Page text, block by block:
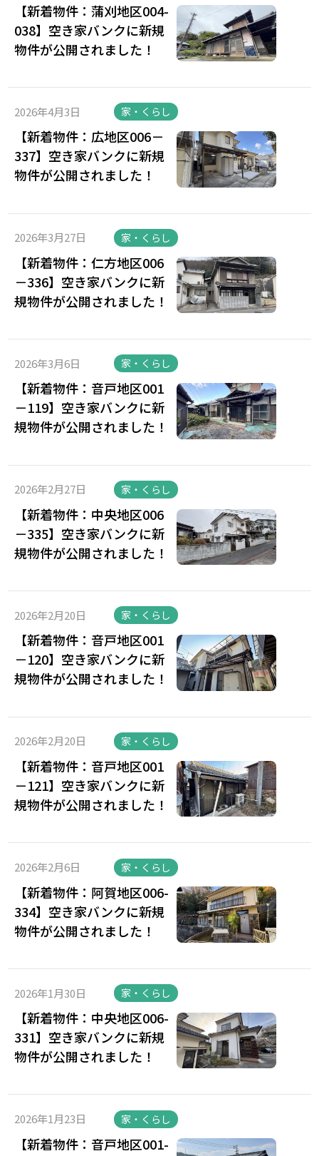
【新着物件：蒲刈地区004-
038】空き家バンクに新規
物件が公開されました！
2026年4月3日 家・くらし
【新着物件：広地区006－
337】空き家バンクに新規
物件が公開されました！
2026年3月27日 家・くらし
【新着物件：仁方地区006
－336】空き家バンクに新
規物件が公開されました！
2026年3月6日 家・くらし
【新着物件：音戸地区001
－119】空き家バンクに新
規物件が公開されました！
2026年2月27日 家・くらし
【新着物件：中央地区006
－335】空き家バンクに新
規物件が公開されました！
2026年2月20日 家・くらし
【新着物件：音戸地区001
－120】空き家バンクに新
規物件が公開されました！
2026年2月20日 家・くらし
【新着物件：音戸地区001
－121】空き家バンクに新
規物件が公開されました！
2026年2月6日 家・くらし
【新着物件：阿賀地区006-
334】空き家バンクに新規
物件が公開されました！
2026年1月30日 家・くらし
【新着物件：中央地区006-
331】空き家バンクに新規
物件が公開されました！
2026年1月23日 家・くらし
【新着物件：音戸地区001-